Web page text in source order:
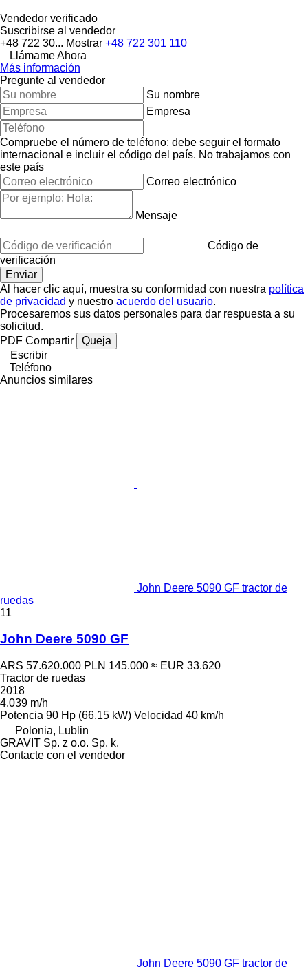
Vendedor verificado
Suscribirse al vendedor
+48 722 30... Mostrar +48 722 301 110
Llámame Ahora
Más información
Pregunte al vendedor
Su nombre
Empresa
Compruebe el número de teléfono: debe seguir el formato
internacional e incluir el código del país. No trabajamos con
este país
Correo electrónico
Mensaje
Código de
verificación
Al hacer clic aquí, muestra su conformidad con nuestra política
de privacidad y nuestro acuerdo del usuario.
Procesaremos sus datos personales para dar respuesta a su
solicitud.
PDF Compartir
Queja
Escribir
Teléfono
Anuncios similares
John Deere 5090 GF tractor de
ruedas
11
John Deere 5090 GF
ARS 57.620.000 PLN 145.000 ≈ EUR 33.620
Tractor de ruedas
2018
4.039 m/h
Potencia 90 Hp (66.15 kW) Velocidad 40 km/h
Polonia, Lublin
GRAVIT Sp. z o.o. Sp. k.
Contacte con el vendedor
John Deere 5090 GF tractor de